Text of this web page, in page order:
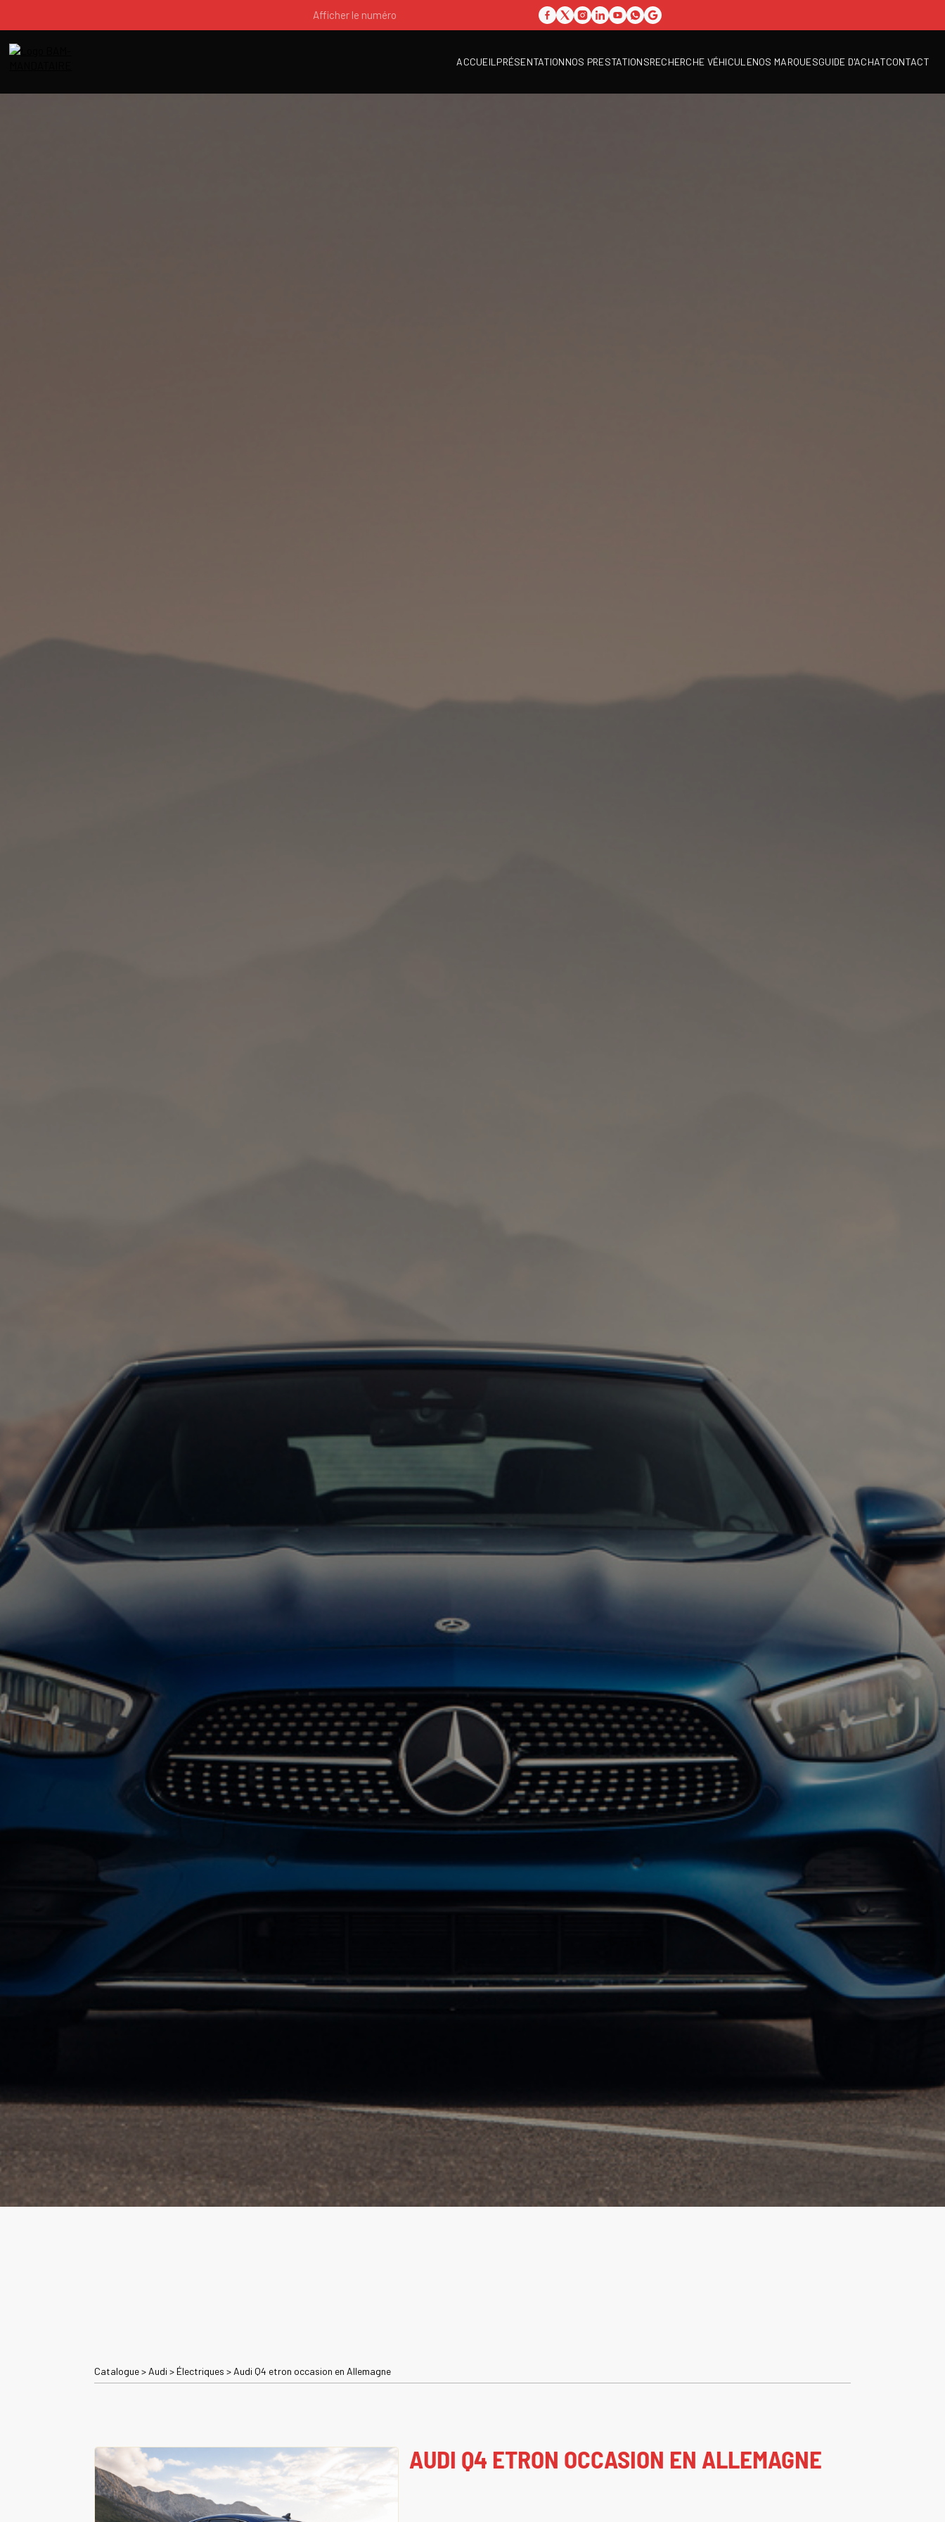
Afficher le numéro
ACCUEIL PRÉSENTATIONNOS PRESTATIONSRECHERCHE VÉHICULENOS MARQUESGUIDE D'ACHATCONTACT
Catalogue> Audi >Électriques > Audi Q4 etron occasion en Allemagne
AUDI Q4 ETRON OCCASION EN ALLEMAGNE